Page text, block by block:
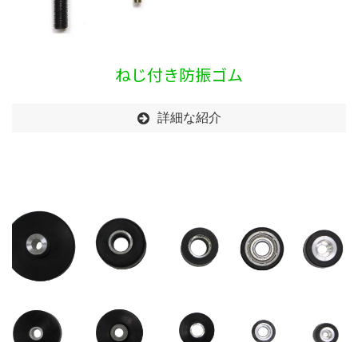
ねじ付き防振ゴム
詳細な紹介